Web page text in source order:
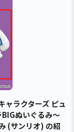
ャラクターズ ピュ
ぬいぐるみ～
(サンリオ) の紹